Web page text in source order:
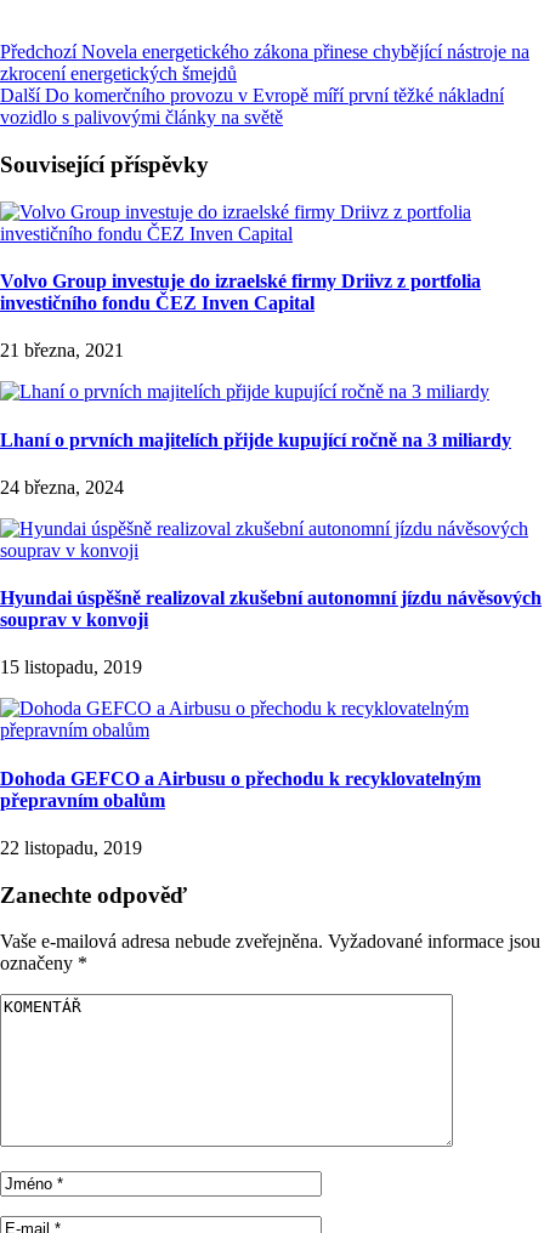
Předchozí Novela energetického zákona přinese chybějící nástroje na
zkrocení energetických šmejdů
Další Do komerčního provozu v Evropě míří první těžké nákladní
vozidlo s palivovými články na světě
Související příspěvky
Volvo Group investuje do izraelské firmy Driivz z portfolia
investičního fondu ČEZ Inven Capital
21 března, 2021
Lhaní o prvních majitelích přijde kupující ročně na 3 miliardy
24 března, 2024
Hyundai úspěšně realizoval zkušební autonomní jízdu návěsových
souprav v konvoji
15 listopadu, 2019
Dohoda GEFCO a Airbusu o přechodu k recyklovatelným
přepravním obalům
22 listopadu, 2019
Zanechte odpověď
Vaše e-mailová adresa nebude zveřejněna. Vyžadované informace jsou
označeny *